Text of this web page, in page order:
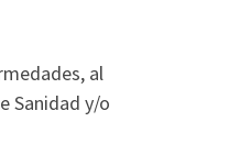
al
Sanidad y/o